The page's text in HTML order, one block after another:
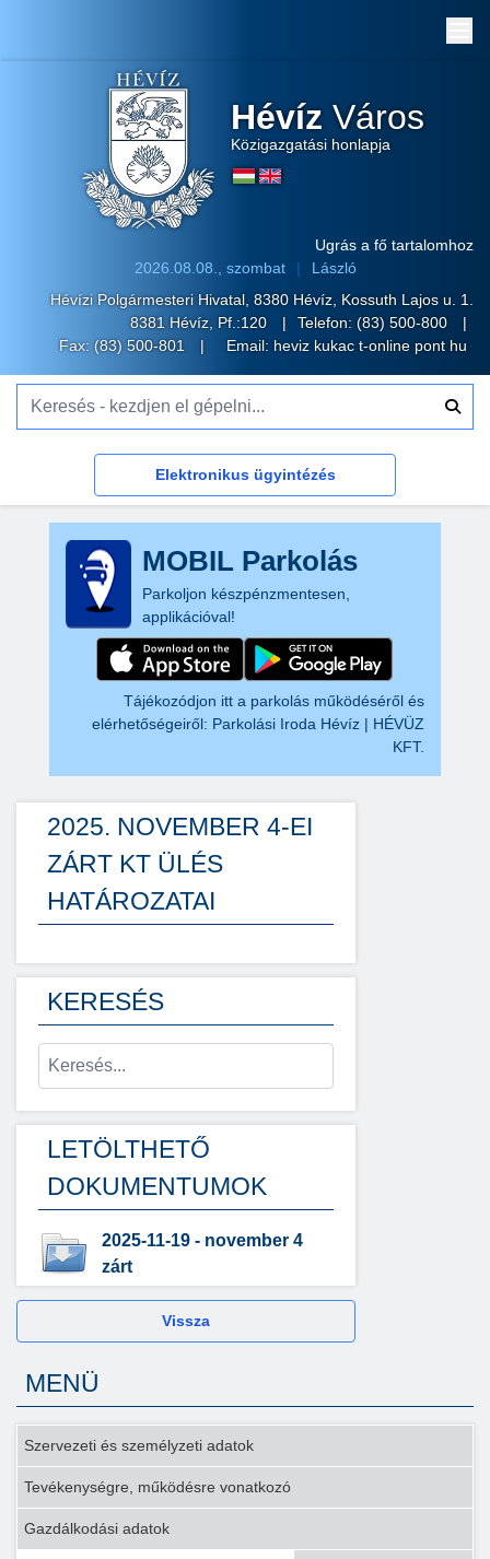
Hévíz Város
Közigazgatási honlapja
Ugrás a fő tartalomhoz
2026.08.08., szombat
László
Hévízi Polgármesteri Hivatal, 8380 Hévíz, Kossuth Lajos u. 1.
8381 Hévíz, Pf.:120
Telefon: (83) 500-800
Fax: (83) 500-801
Email: heviz kukac t-online pont hu
Elektronikus ügyintézés
MOBIL Parkolás
Parkoljon készpénzmentesen,
applikációval!
Tájékozódjon itt a parkolás működéséről és
elérhetőségeiről: Parkolási Iroda Hévíz | HÉVÜZ
KFT.
2025. NOVEMBER 4-EI
ZÁRT KT ÜLÉS
HATÁROZATAI
KERESÉS
LETÖLTHETŐ
DOKUMENTUMOK
2025-11-19 - november 4
zárt
Vissza
MENÜ
Szervezeti és személyzeti adatok
Tevékenységre, működésre vonatkozó
Gazdálkodási adatok